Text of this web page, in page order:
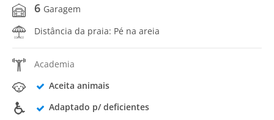
6 Garagem
Distância da praia: Pé na areia
Academia
Aceita animais
Adaptado p/ deficientes